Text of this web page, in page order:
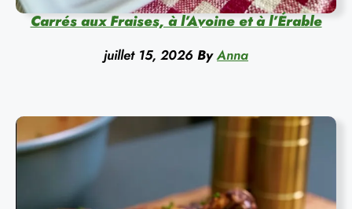
Carrés aux Fraises, à l’Avoine et à l’Érable
juillet 15, 2026 By Anna